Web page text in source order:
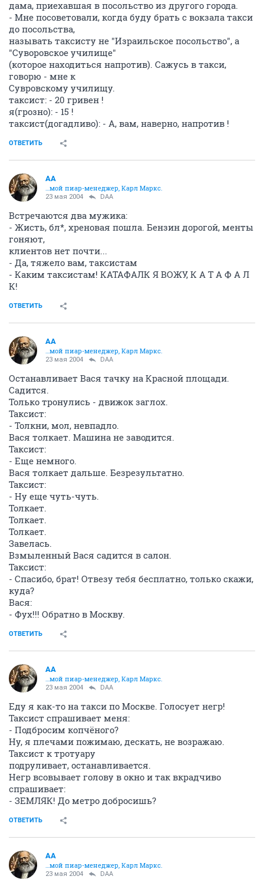
дама, приехавшая в посольство из другого города.
- Мне посоветовали, когда буду брать с вокзала такси
до посольства,
называть таксисту не "Израильское посольство", а
"Суворовское училище"
(которое находиться напротив). Сажусь в такси,
говорю - мне к
Сувровскому училищу.
таксист: - 20 гривен !
я(грозно): - 15 !
таксист(догадливо): - А, вам, наверно, напротив !
ОТВЕТИТЬ
AA
…мой пиар-менеджер, Карл Маркс.
23 мая 2004 DAA
Встречаются два мужика:
- Жисть, бл*, хреновая пошла. Бензин дорогой, менты
гоняют,
клиентов нет почти...
- Да, тяжело вам, таксистам
- Каким таксистам! КАТАФАЛК Я ВОЖУ, К А Т А Ф А Л
К!
ОТВЕТИТЬ
AA
…мой пиар-менеджер, Карл Маркс.
23 мая 2004 DAA
Остaнавливает Вася тачку на Красной площади.
Садится.
Только тронулись - движок заглох.
Таксист:
- Толкни, мол, невпадло.
Вася толкает. Машина не заводится.
Таксист:
- Еще немного.
Вася толкает дальше. Безрезультатно.
Таксист:
- Ну еще чуть-чуть.
Толкает.
Толкает.
Толкает.
Завелась.
Взмыленный Вася садится в салон.
Таксист:
- Спасибо, брат! Отвезу тебя бесплатно, только скажи,
куда?
Вася:
- Фух!!! Обратно в Москву.
ОТВЕТИТЬ
AA
…мой пиар-менеджер, Карл Маркс.
23 мая 2004 DAA
Еду я как-то на такси по Москве. Голосует негр!
Таксист спрашивает меня:
- Подбросим копчёного?
Ну, я плечами пожимаю, дескать, не возражаю.
Таксист к тротуару
подруливает, останавливается.
Негр всовывает голову в окно и так вкрадчиво
спрашивает:
- ЗЕМЛЯК! До метро добросишь?
ОТВЕТИТЬ
AA
…мой пиар-менеджер, Карл Маркс.
23 мая 2004 DAA